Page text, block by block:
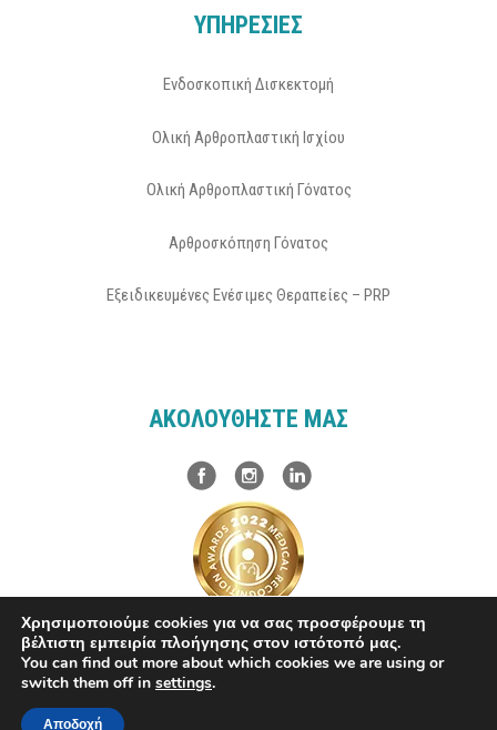
ΥΠΗΡΕΣΙΕΣ
Ενδοσκοπική Δισκεκτομή
Ολική Αρθροπλαστική Ισχίου
Ολική Αρθροπλαστική Γόνατος
Αρθροσκόπηση Γόνατος
Εξειδικευμένες Ενέσιμες Θεραπείες – PRP
ΑΚΟΛΟΥΘΗΣΤΕ ΜΑΣ
Powered byForthright–HealthPartner
Χρησιμοποιούμε cookies για να σας προσφέρουμε τη
βέλτιστη εμπειρία πλοήγησης στον ιστότοπό μας.
You can find out more about which cookies we are using or
switch them off in settings.
Αποδοχή